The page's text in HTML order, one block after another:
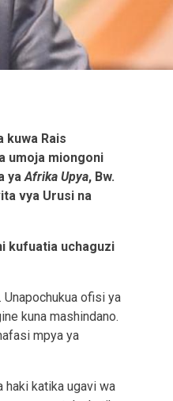
kuwa Rais
umoja miongoni
yaAfrika Upya, Bw.
vya Urusi na
kufuatia uchaguzi
ofisi ya
kuna mashindano.
mpya ya
haki katika ugavi wa